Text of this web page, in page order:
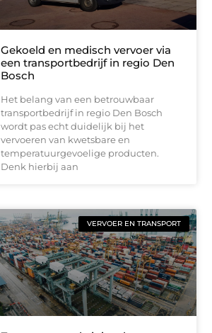
Gekoeld en medisch vervoer via
een transportbedrijf in regio Den
Bosch
Het belang van een betrouwbaar
transportbedrijf in regio Den Bosch
wordt pas echt duidelijk bij het
vervoeren van kwetsbare en
temperatuurgevoelige producten.
Denk hierbij aan
VERVOER EN TRANSPORT